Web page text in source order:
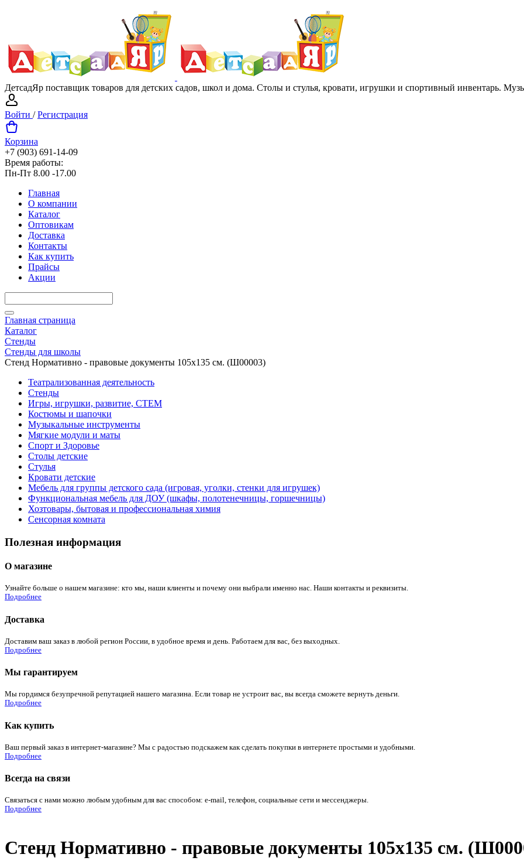
ДетсадЯр поставщик товаров для детских садов, школ и дома. Столы и стулья, кровати, игрушки и спортивный инвентарь.
Войти /Регистрация
Корзина
+7 (903) 691-14-09
Время работы:
Пн-Пт 8.00 -17.00
Главная
О компании
Каталог
Оптовикам
Доставка
Контакты
Как купить
Прайсы
Акции
Главная страница
Каталог
Стенды
Стенды для школы
Стенд Нормативно - правовые документы 105х135 см. (Ш00003)
Театрализованная деятельность
Стенды
Игры, игрушки, развитие, СТЕМ
Костюмы и шапочки
Музыкальные инструменты
Мягкие модули и маты
Спорт и Здоровье
Столы детские
Стулья
Кровати детские
Мебель для группы детского сада (игровая, уголки, стенки для игрушек)
Функциональная мебель для ДОУ (шкафы, полотенечницы, горшечницы)
Хозтовары, бытовая и профессиональная химия
Сенсорная комната
Полезная информация
О магазине
Узнайте больше о нашем магазине: кто мы, наши клиенты и почему они выбрали именно нас. Наши контакты и реквизиты.
Подробнее
Доставка
Доставим ваш заказ в любой регион России, в удобное время и день. Работаем для вас, без выходных.
Подробнее
Мы гарантируем
Мы гордимся безупречной репутацией нашего магазина. Если товар не устроит вас, вы всегда сможете вернуть деньги.
Подробнее
Как купить
Ваш первый заказ в интернет-магазине? Мы с радостью подскажем как сделать покупки в интернете простыми и удобными.
Подробнее
Всегда на связи
Связаться с нами можно любым удобным для вас способом: e-mail, телефон, социальные сети и мессенджеры.
Подробнее
Стенд Нормативно - правовые документы 105х135 см.